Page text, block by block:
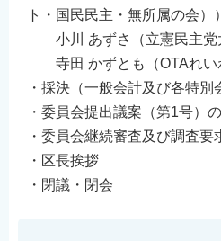
ト・国民民主・無所属の会））
小川 あずさ（立憲民主党
寺田 かずとも（OTAれい
・採決（一般会計及び各特別
・委員会提出議案（第1号）
・委員会継続審査及び調査要
・区長挨拶
・閉議・閉会